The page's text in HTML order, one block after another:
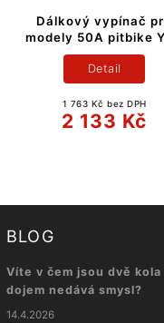
Dálkový vypínač
modely 50A pitbike
1 763 Kč bez DPH
2 133 Kč
Detail
BLOG
Víte v čem jsou dvě
dojem nedává smysl?
14.4.2026